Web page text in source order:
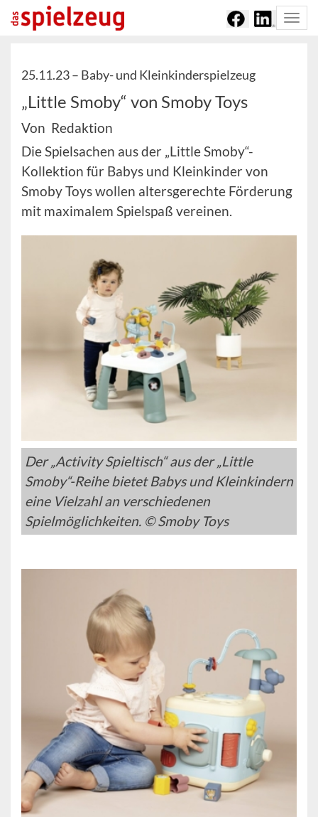
25.11.23 – Baby- und Kleinkinderspielzeug
„Little Smoby“ von Smoby Toys
Von Redaktion
Die Spielsachen aus der „Little Smoby“-
Kollektion für Babys und Kleinkinder von
Smoby Toys wollen altersgerechte Förderung
mit maximalem Spielspaß vereinen.
Der „Activity Spieltisch“ aus der „Little
Smoby“-Reihe bietet Babys und Kleinkindern
eine Vielzahl an verschiedenen
Spielmöglichkeiten. © Smoby Toys